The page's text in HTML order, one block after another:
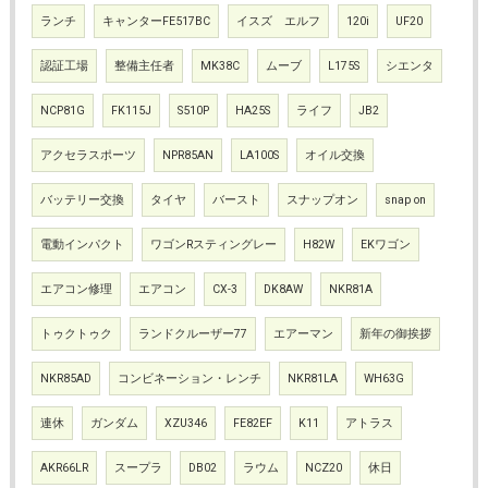
ランチ キャンターFE517BC イスズ エルフ 120i UF20
認証工場 整備主任者 MK38C ムーブ L175S シエンタ
NCP81G FK115J S510P HA25S ライフ JB2
アクセラスポーツ NPR85AN LA100S オイル交換
バッテリー交換 タイヤ バースト スナップオン snap on
電動インパクト ワゴンRスティングレー H82W EKワゴン
エアコン修理 エアコン CX-3 DK8AW NKR81A
トゥクトゥク ランドクルーザー77 エアーマン 新年の御挨拶
NKR85AD コンビネーション・レンチ NKR81LA WH63G
連休 ガンダム XZU346 FE82EF K11 アトラス
AKR66LR スープラ DB02 ラウム NCZ20 休日